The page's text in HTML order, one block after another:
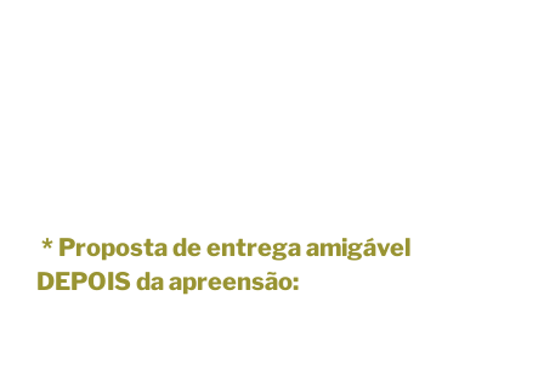
* Proposta de entrega amigável
DEPOIS da apreensão: